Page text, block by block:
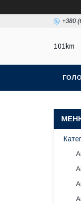
+380
101km